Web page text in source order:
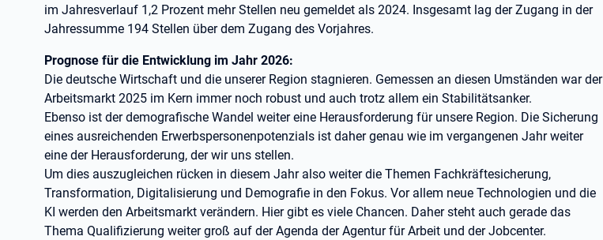
im Jahresverlauf 1,2 Prozent mehr Stellen neu gemeldet als 2024. Insgesamt lag der Zugang in der
Jahressumme 194 Stellen über dem Zugang des Vorjahres.
Prognose für die Entwicklung im Jahr 2026:
Die deutsche Wirtschaft und die unserer Region stagnieren. Gemessen an diesen Umständen war der
Arbeitsmarkt 2025 im Kern immer noch robust und auch trotz allem ein Stabilitätsanker.
Ebenso ist der demografische Wandel weiter eine Herausforderung für unsere Region. Die Sicherung
eines ausreichenden Erwerbspersonenpotenzials ist daher genau wie im vergangenen Jahr weiter
eine der Herausforderung, der wir uns stellen.
Um dies auszugleichen rücken in diesem Jahr also weiter die Themen Fachkräftesicherung,
Transformation, Digitalisierung und Demografie in den Fokus. Vor allem neue Technologien und die
KI werden den Arbeitsmarkt verändern. Hier gibt es viele Chancen. Daher steht auch gerade das
Thema Qualifizierung weiter groß auf der Agenda der Agentur für Arbeit und der Jobcenter.